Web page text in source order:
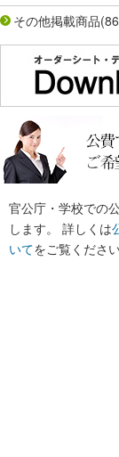
その他掲載商品
官公庁・学校での
します。 詳しくは
いてをご覧ください